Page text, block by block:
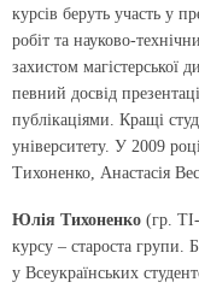
курсів беруть участь у
робіт та науково-
захистом магістерської
певний досвід
публікаціями. Кращі
університету. У 2009
Тихоненко, Анастасія
Юлія Тихоненко (гр.
курсу – староста групи.
у Всеукраїнських